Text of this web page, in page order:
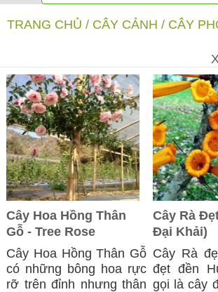
TRANG CHỦ / CÂY CẢNH / CÂY
Cây Hoa Hồng Thân
Gỗ - Tree Rose
Cây Hoa Hồng Thân Gỗ
có những bông hoa rực
rỡ trên đỉnh nhưng thân
Cây Rà
Đại Khải)
Cây Rà
đẹt đền
gọi là cây